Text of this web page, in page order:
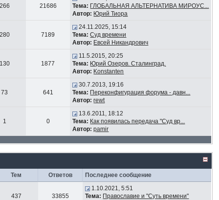
21686
Тема: ГЛОБАЛЬНАЯ АЛЬТЕРНАТИВА МИРОУС...
Автор: Юрий Тиора
7189
24.11.2025, 15:14
Тема: Суд времени
Автор: Евсей Никандрович
1877
11.5.2015, 20:25
Тема: Юрий Озеров. Сталинград.
Автор: Konstanten
73 641
30.7.2013, 19:16
Тема: Переконфигурация форума - давн...
Автор: rewt
1 0
13.6.2011, 18:12
Тема: Как появилась передача "Суд вр...
Автор: pamir
Тем Ответов Последнее сообщение
437 33855
1.10.2021, 5:51
Тема: Православие и "Суть времени"